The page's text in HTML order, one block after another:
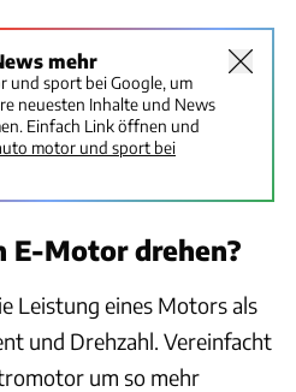
mehr
und sport bei Google, um
neuesten Inhalte und News
Einfach Link öffnen und
motor und sport bei
E-Motor drehen?
Leistung eines Motors als
und Drehzahl. Vereinfacht
um so mehr